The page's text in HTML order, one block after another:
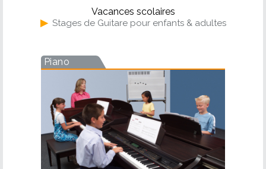
Vacances scolaires
▶ Stages de Guitare pour enfants & adultes
Piano